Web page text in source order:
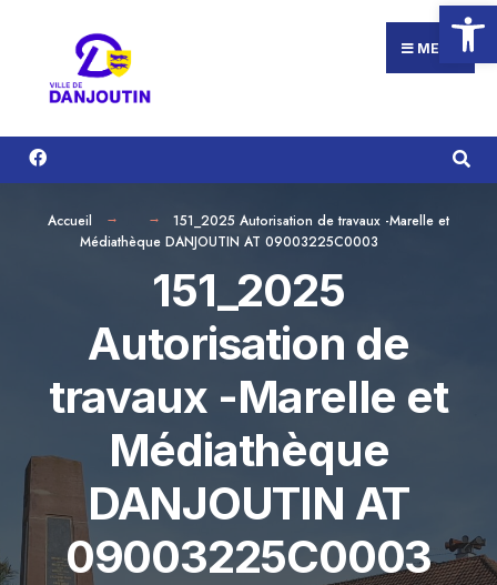
Ouvrir
contenu
MENU
Accueil
151_2025 Autorisation de travaux -Marelle et
Médiathèque DANJOUTIN AT 09003225C0003
151_2025
Autorisation de
travaux -Marelle et
Médiathèque
DANJOUTIN AT
09003225C0003
for: